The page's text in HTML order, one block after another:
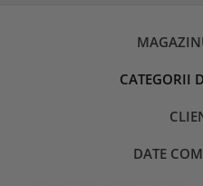
CATEGORII
DATE